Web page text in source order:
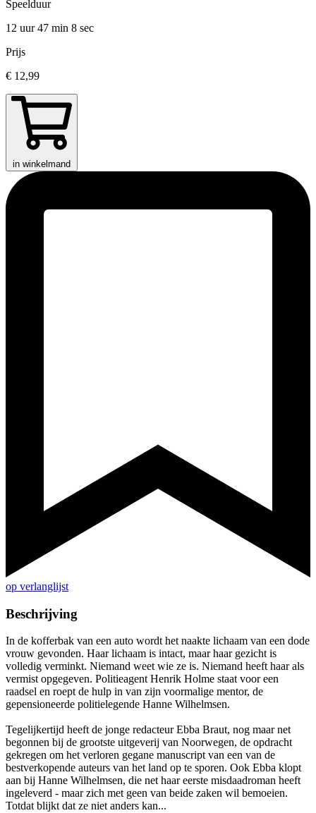
Speelduur
12 uur 47 min 8 sec
Prijs
€ 12,99
in winkelmand
op verlanglijst
Beschrijving
In de kofferbak van een auto wordt het naakte lichaam van een dode
vrouw gevonden. Haar lichaam is intact, maar haar gezicht is
volledig verminkt. Niemand weet wie ze is. Niemand heeft haar als
vermist opgegeven. Politieagent Henrik Holme staat voor een
raadsel en roept de hulp in van zijn voormalige mentor, de
gepensioneerde politielegende Hanne Wilhelmsen.
Tegelijkertijd heeft de jonge redacteur Ebba Braut, nog maar net
begonnen bij de grootste uitgeverij van Noorwegen, de opdracht
gekregen om het verloren gegane manuscript van een van de
bestverkopende auteurs van het land op te sporen. Ook Ebba klopt
aan bij Hanne Wilhelmsen, die net haar eerste misdaadroman heeft
ingeleverd - maar zich met geen van beide zaken wil bemoeien.
Totdat blijkt dat ze niet anders kan...